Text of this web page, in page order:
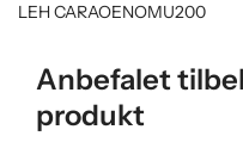
LEH CARAOENOMU200
Anbefalet
produkt